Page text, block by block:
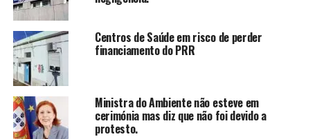
Centros de Saúde em risco de perder
financiamento do PRR
Ministra do Ambiente não esteve em
cerimónia mas diz que não foi devido a
protesto.